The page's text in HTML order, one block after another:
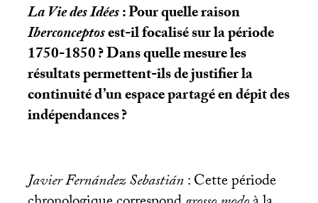
La Vie des Idées: Pour quelle raison
Iberconceptosest-il focalisé sur la période
1750-1850? Dans quelle mesure les
résultats permettent-ils de justifier la
continuité d’un espace partagé en dépit des
indépendances?
Javier Fernández Sebastián: Cette période